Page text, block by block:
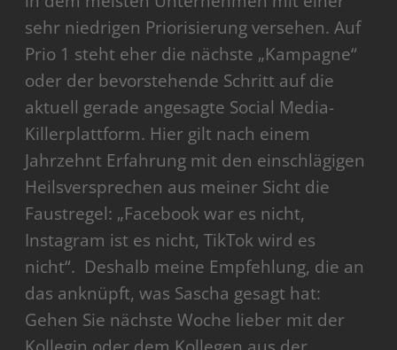
sehr niedrigen Priorisierung versehen. Auf
Prio 1 steht eher die nächste „Kampagne“
oder der bevorstehende Schritt auf die
aktuell gerade angesagte Social Media-
Killerplattform. Hier gilt nach einem
Jahrzehnt Erfahrung mit den einschlägigen
Heilsversprechen aus meiner Sicht die
Faustregel: „Facebook war es nicht,
Instagram ist es nicht, TikTok wird es
nicht“. Deshalb meine Empfehlung, die an
das anknüpft, was Sascha gesagt hat:
Gehen Sie nächste Woche lieber mit der